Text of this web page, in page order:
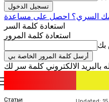
السري؟ احصل على مساعدة
استعادة كلمة السر
استعادة كلمة المرور
بك
Статьи